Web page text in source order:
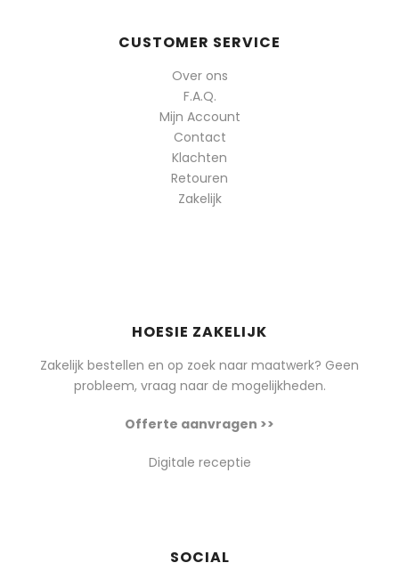
CUSTOMER SERVICE
Over ons
F.A.Q.
Mijn Account
Contact
Klachten
Retouren
Zakelijk
HOESIE ZAKELIJK
Zakelijk bestellen en op zoek naar maatwerk? Geen
probleem, vraag naar de mogelijkheden.
Offerte aanvragen >>
Digitale receptie
SOCIAL